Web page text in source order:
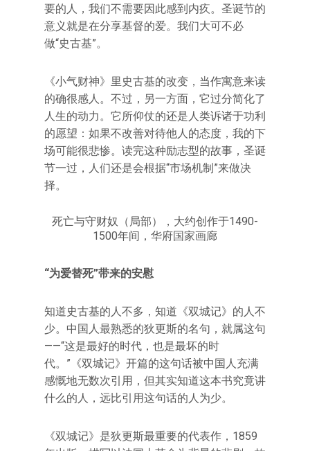
要的人，我们不需要因此感到内疚。圣诞节的
意义就是在分享基督的爱。我们大可不必
做“史古基”。
《小气财神》里史古基的改变，当作寓意来读
的确很感人。不过，另一方面，它过分简化了
人生的动力。它所仰仗的还是人类诉诸于功利
的愿望：如果不改善对待他人的态度，我的下
场可能很悲惨。读完这种励志型的故事，圣诞
节一过，人们还是会根据“市场机制”来做决
择。
死亡与守财奴（局部），大约创作于1490-
1500年间，华府国家画廊
“为爱替死”带来的安慰
知道史古基的人不多，知道《双城记》的人不
少。中国人最熟悉的狄更斯的名句，就属这句
——“这是最好的时代，也是最坏的时
代。”《双城记》开篇的这句话被中国人充满
感慨地无数次引用，但其实知道这本书究竟讲
什么的人，远比引用这句话的人为少。
《双城记》是狄更斯最重要的代表作，1859